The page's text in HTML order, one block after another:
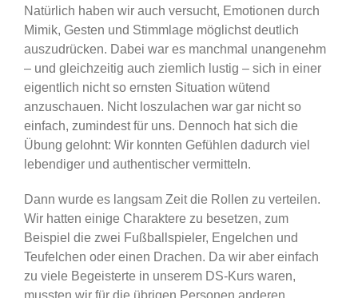
Natürlich haben wir auch versucht, Emotionen durch
Mimik, Gesten und Stimmlage möglichst deutlich
auszudrücken. Dabei war es manchmal unangenehm
– und gleichzeitig auch ziemlich lustig – sich in einer
eigentlich nicht so ernsten Situation wütend
anzuschauen. Nicht loszulachen war gar nicht so
einfach, zumindest für uns. Dennoch hat sich die
Übung gelohnt: Wir konnten Gefühlen dadurch viel
lebendiger und authentischer vermitteln.
Dann wurde es langsam Zeit die Rollen zu verteilen.
Wir hatten einige Charaktere zu besetzen, zum
Beispiel die zwei Fußballspieler, Engelchen und
Teufelchen oder einen Drachen. Da wir aber einfach
zu viele Begeisterte in unserem DS-Kurs waren,